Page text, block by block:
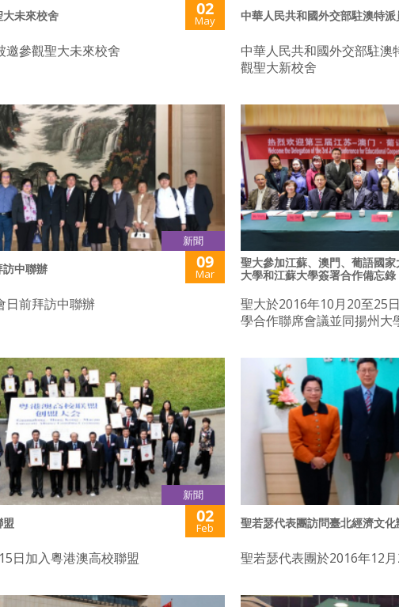
未來校舍 02
May
邀參觀聖大未來校舍
中華人民共和國外交部駐澳特
中華人民共和國外交部駐
觀聖大新校舍
新聞
中聯辦 09
Mar
日前拜訪中聯辦
聖大參加江蘇、澳門、葡語國
大學和江蘇大學簽署合作備忘錄
聖大於2016年10月20至25
學合作聯席會議並同揚州
新聞
02
Feb
日加入粵港澳高校聯盟
聖若瑟代表團訪問臺北經濟文化
聖若瑟代表團於2016年12